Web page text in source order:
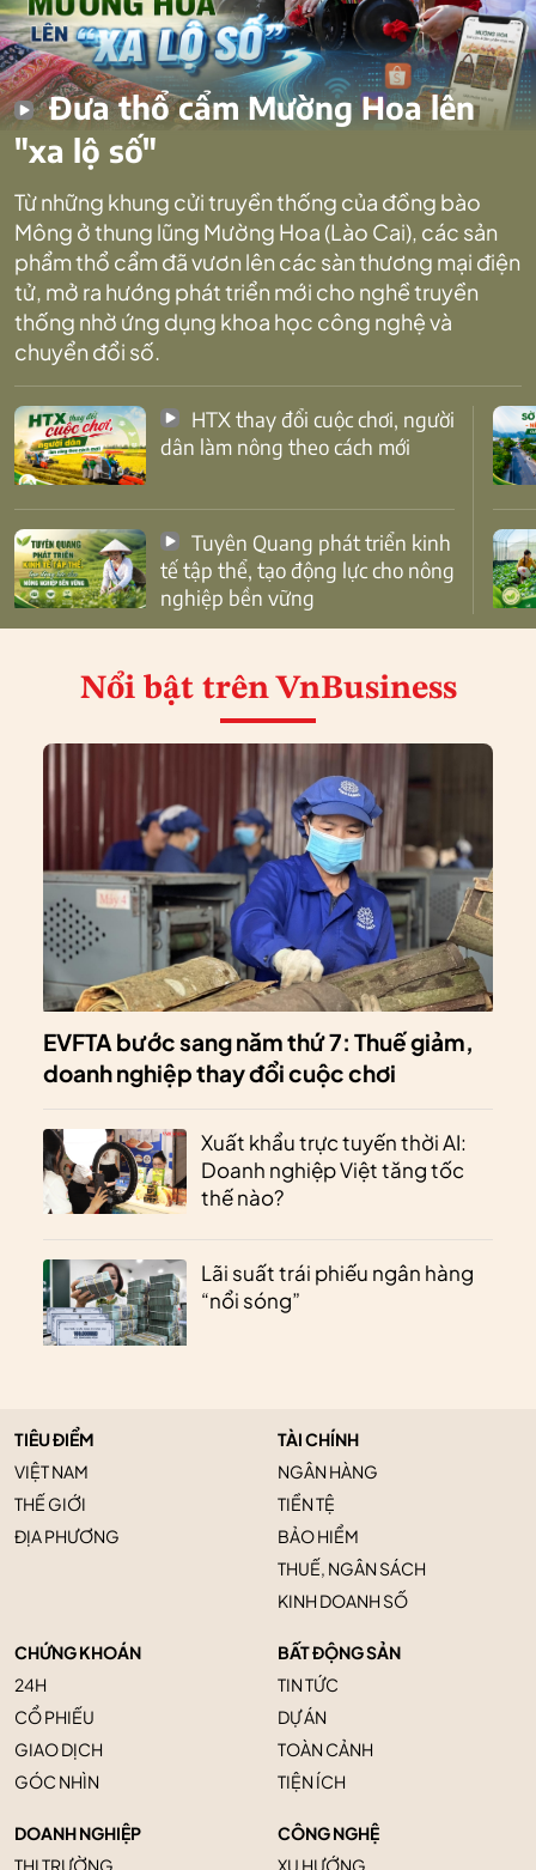
Đưa thổ cẩm Mường Hoa lên
"xa lộ số"
Từ những khung cửi truyền thống của đồng bào
Mông ở thung lũng Mường Hoa (Lào Cai), các sản
phẩm thổ cẩm đã vươn lên các sàn thương mại điện
tử, mở ra hướng phát triển mới cho nghề truyền
thống nhờ ứng dụng khoa học công nghệ và
chuyển đổi số.
dân làm nông theo cách mới
tế tập thể, tạo động lực cho nông
nghiệp bền vững
Nổi bật trên VnBusiness
EVFTA bước sang năm thứ 7: Thuế giảm,
doanh nghiệp thay đổi cuộc chơi
Xuất khẩu trực tuyến thời AI:
Doanh nghiệp Việt tăng tốc
thế nào?
Lãi suất trái phiếu ngân hàng
“nổi sóng”
TIÊU ĐIỂM
VIỆT NAM
THẾ GIỚI
ĐỊA PHƯƠNG
TÀI CHÍNH
NGÂN HÀNG
TIỀN TỆ
BẢO HIỂM
THUẾ, NGÂN SÁCH
KINH DOANH SỐ
CHỨNG KHOÁN
24H
CỔ PHIẾU
GIAO DỊCH
GÓC NHÌN
BẤT ĐỘNG SẢN
TIN TỨC
DỰ ÁN
TOÀN CẢNH
TIỆN ÍCH
DOANH NGHIỆP
THỊ TRƯỜNG
CÔNG NGHỆ
XU HƯỚNG